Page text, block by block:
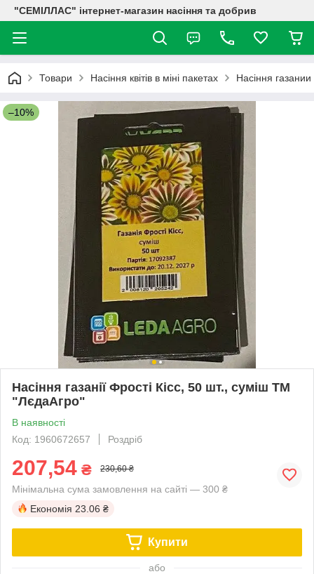
"СЕМІЛЛАС" інтернет-магазин насіння та добрив
Товари Насіння квітів в міні пакетах Насіння газании
–10%
Насіння газанії Фрості Кісс, 50 шт., суміш ТМ
"ЛєдаАгро"
В наявності
Код: 1960672657
Роздріб
207,54 ₴ 230,60 ₴
Мінімальна сума замовлення на сайті — 300 ₴
Економія 23.06 ₴
Купити
або